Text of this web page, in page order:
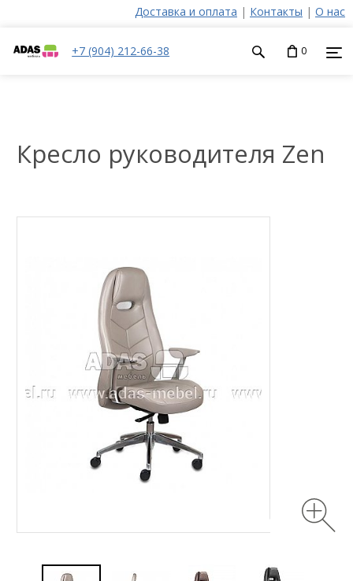
Доставка и оплата | Контакты | О нас
+7 (904) 212-66-38 0
Кресло руководителя Zen